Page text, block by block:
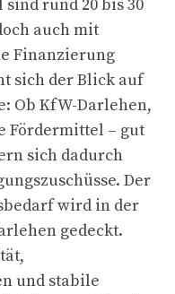
rund 20 bis 30
auch mit
Finanzierung
sich der Blick auf
Ob KfW-Darlehen,
Fördermittel – gut
sich dadurch
Der
wird in der
gedeckt.
und stabile